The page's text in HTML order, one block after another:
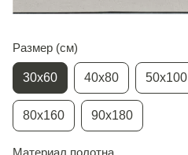
Размер (см)
30х60 40х80 50х100
80х160 90х180